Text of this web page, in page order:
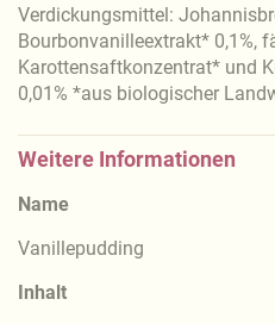
Verdickungsmittel:
Bourbonvanilleextrakt* 0,1%,
Karottensaftkonzentrat* und
0,01% *aus biologischer
Weitere Informationen
Name
Vanillepudding
Inhalt